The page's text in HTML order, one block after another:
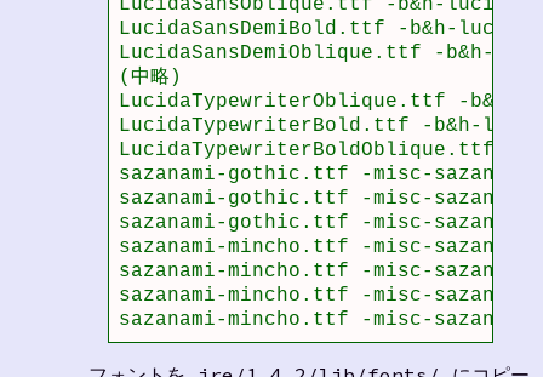
LucidaSansOblique.ttf -b&h-
LucidaSansDemiBold.ttf -b&h-
LucidaSansDemiOblique.ttf -b&h-
(中略)
LucidaTypewriterOblique.ttf -b&h-
LucidaTypewriterBold.ttf -b&h-
LucidaTypewriterBoldOblique.ttf -
sazanami-gothic.ttf -misc-
sazanami-gothic.ttf -misc-
sazanami-gothic.ttf -misc-
sazanami-mincho.ttf -misc-
sazanami-mincho.ttf -misc-
sazanami-mincho.ttf -misc-
sazanami-mincho.ttf -misc-